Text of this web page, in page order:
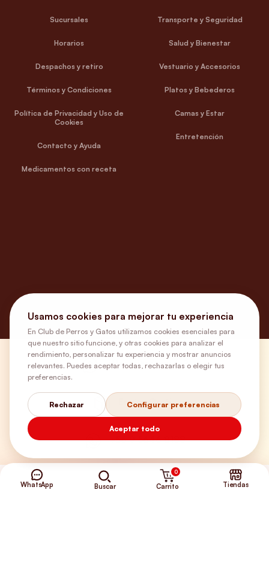
Sucursales
Horarios
Despachos y retiro
Términos y Condiciones
Política de Privacidad y Uso de
Cookies
Contacto y Ayuda
Medicamentos con receta
Transporte y Seguridad
Salud y Bienestar
Vestuario y Accesorios
Platos y Bebederos
Camas y Estar
Entretención
¿Necesitas ayuda?
Envíos Gratis
+56 9 5646 8188
WhatsApp Buscar
0
Carrito Tiendas
Usamos cookies para mejorar tu experiencia
En Club de Perros y Gatos utilizamos cookies esenciales para
que nuestro sitio funcione, y otras cookies para analizar el
rendimiento, personalizar tu experiencia y mostrar anuncios
relevantes. Puedes aceptar todas, rechazarlas o elegir tus
preferencias.
Rechazar Configurar preferencias
Aceptar todo